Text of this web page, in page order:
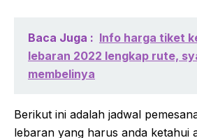
Baca Juga : Info harga tiket
lebaran 2022 lengkap rute,
membelinya
Berikut ini adalah jadwal
lebaran yang harus anda ketahui